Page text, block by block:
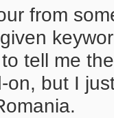
from
tell me
on, but I